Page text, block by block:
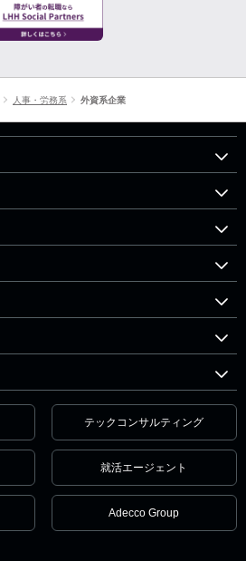
人事・労務系 外資系企業
テックコンサルティング
就活エージェント
Adecco Group